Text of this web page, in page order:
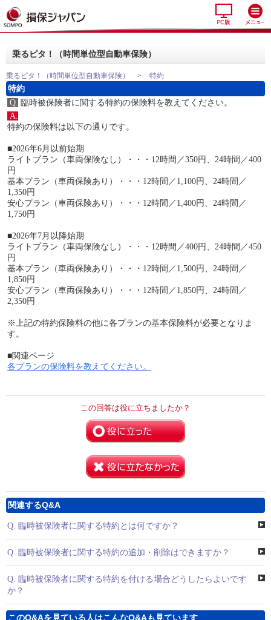
乗るピタ！（時間単位型自動車保険）
乗るピタ！（時間単位型自動車保険） > 特約
特約
Q. 臨時被保険者に関する特約の保険料を教えてください。
A.
特約の保険料は以下の通りです。
■2026年6月以前始期
ライトプラン（車両保険なし）・・・12時間／350円、24時間／400
円
基本プラン（車両保険あり）・・・12時間／1,100円、24時間／
1,350円
安心プラン（車両保険あり）・・・12時間／1,400円、24時間／
1,750円
■2026年7月以降始期
ライトプラン（車両保険なし）・・・12時間／400円、24時間／450
円
基本プラン（車両保険あり）・・・12時間／1,500円、24時間／
1,850円
安心プラン（車両保険あり）・・・12時間／1,850円、24時間／
2,350円
※上記の特約保険料の他に各プランの基本保険料が必要となりま
す。
■関連ページ
各プランの保険料を教えてください。
この回答は役に立ちましたか？
関連するQ&A
Q. 臨時被保険者に関する特約とは何ですか？
Q. 臨時被保険者に関する特約の追加・削除はできますか？
Q. 臨時被保険者に関する特約を付ける場合どうしたらよいです
か？
このQ&Aを見ている人はこんなQ&Aも見ています